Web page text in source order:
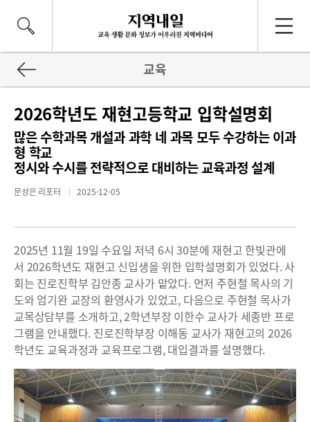
교육
2026학년도 재현고등학교 입학설명회
많은 수학과목 개설과 과학 네 과목 모두 수강하는 이과
형 학교
정시와 수시를 전략적으로 대비하는 교육과정 설계
문성은 리포터 2025-12-05
2025년 11월 19일 수요일 저녁 6시 30분에 재현고 한빛관에
서 2026학년도 재현고 신입생을 위한 입학설명회가 있었다. 사
회는 진로진학부 김안종 교사가 맡았다. 먼저 주현철 목사의 기
도와 엄기완 교장의 환영사가 있었고, 다음으로 주현철 목사가
교목상담부를 소개하고, 2학년부장 이한수 교사가 세종반 프로
그램을 안내했다. 진로진학부장 이해동 교사가 재현고의 2026
학년도 교육과정과 교육프로그램, 대입결과를 설명했다.